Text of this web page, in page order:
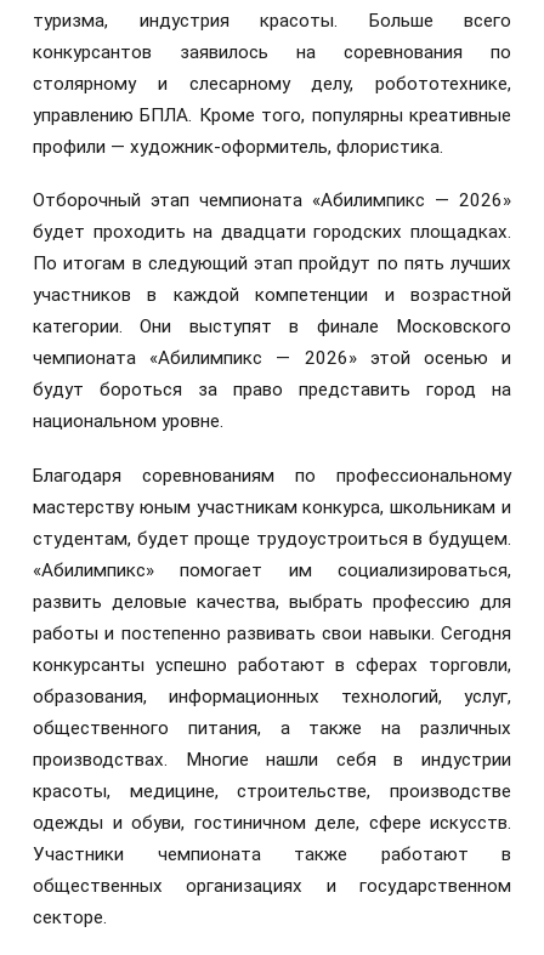
туризма, индустрия красоты. Больше всего
конкурсантов заявилось на соревнования по
столярному и слесарному делу, робототехнике,
управлению БПЛА. Кроме того, популярны креативные
профили — художник-оформитель, флористика.
Отборочный этап чемпионата «Абилимпикс — 2026»
будет проходить на двадцати городских площадках.
По итогам в следующий этап пройдут по пять лучших
участников в каждой компетенции и возрастной
категории. Они выступят в финале Московского
чемпионата «Абилимпикс — 2026» этой осенью и
будут бороться за право представить город на
национальном уровне.
Благодаря соревнованиям по профессиональному
мастерству юным участникам конкурса, школьникам и
студентам, будет проще трудоустроиться в будущем.
«Абилимпикс» помогает им социализироваться,
развить деловые качества, выбрать профессию для
работы и постепенно развивать свои навыки. Сегодня
конкурсанты успешно работают в сферах торговли,
образования, информационных технологий, услуг,
общественного питания, а также на различных
производствах. Многие нашли себя в индустрии
красоты, медицине, строительстве, производстве
одежды и обуви, гостиничном деле, сфере искусств.
Участники чемпионата также работают в
общественных организациях и государственном
секторе.